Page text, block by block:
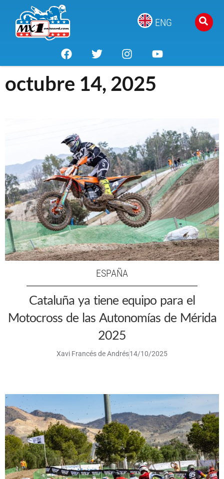
ENG
octubre 14, 2025
ESPAÑA
Cataluña ya tiene equipo para el
Motocross de las Autonomías de Mérida
2025
Xavi Francés de Andrés14/10/2025